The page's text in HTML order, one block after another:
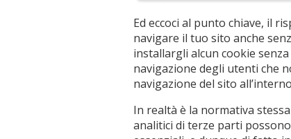
Ed eccoci al punto chiave, il
navigare il tuo sito anche
installargli alcun cookie
navigazione degli utenti che
navigazione del sito
In realtà è la normativa
analitici di terze parti